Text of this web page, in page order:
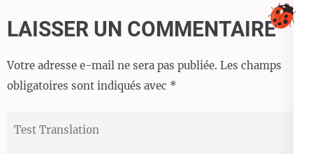
l’article
LAISSER UN COMMENTAIRE
Votre adresse e-mail ne sera pas publiée. Les champs
obligatoires sont indiqués avec *